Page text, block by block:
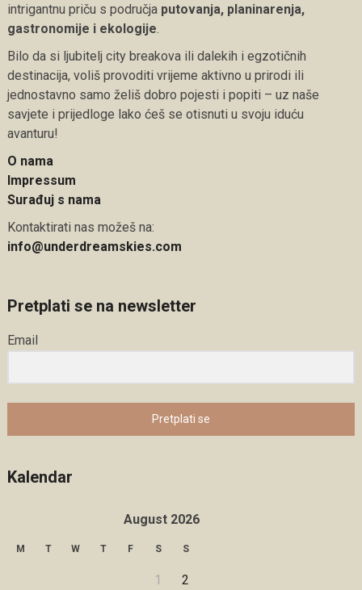
intrigantnu priču s područja putovanja, planinarenja,
gastronomije i ekologije.
Bilo da si ljubitelj city breakova ili dalekih i egzotičnih
destinacija, voliš provoditi vrijeme aktivno u prirodi ili
jednostavno samo želiš dobro pojesti i popiti – uz naše
savjete i prijedloge lako ćeš se otisnuti u svoju iduću
avanturu!
O nama
Impressum
Surađuj s nama
Kontaktirati nas možeš na:
info@underdreamskies.com
Pretplati se na newsletter
Email
Pretplati se
Kalendar
August 2026
M T W T F S S
1 2